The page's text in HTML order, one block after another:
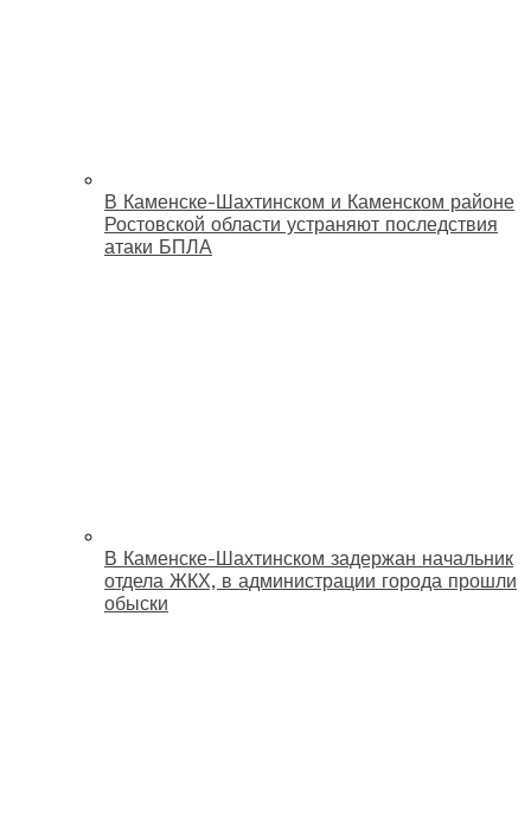
В Каменске-Шахтинском и Каменском районе
Ростовской области устраняют последствия
атаки БПЛА
В Каменске-Шахтинском задержан начальник
отдела ЖКХ, в администрации города прошли
обыски